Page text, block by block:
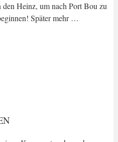
Heinz, um nach Port Bou zu
Später mehr …